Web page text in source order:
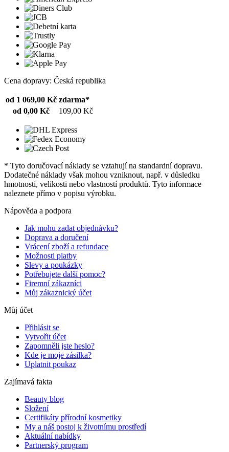
Cena dopravy: Česká republika
od 1 069,00 Kč zdarma*
od 0,00 Kč
109,00 Kč
* Tyto doručovací náklady se vztahují na standardní dopravu.
Dodatečné náklady však mohou vzniknout, např. v důsledku
hmotnosti, velikosti nebo vlastností produktů. Tyto informace
naleznete přímo v popisu výrobku.
Nápověda a podpora
Jak mohu zadat objednávku?
Doprava a doručení
Vrácení zboží a refundace
Možnosti platby
Slevy a poukázky
Potřebujete další pomoc?
Firemní zákazníci
Můj zákaznický účet
Můj účet
Přihlásit se
Vytvořit účet
Zapomněli jste heslo?
Kde je moje zásilka?
Uplatnit poukaz
Zajímavá fakta
Beauty blog
Složení
Certifikáty přírodní kosmetiky
My a náš postoj k životnímu prostředí
Aktuální nabídky
Partnerský program